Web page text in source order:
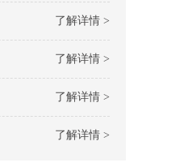
了解详情 >
了解详情 >
了解详情 >
了解详情 >